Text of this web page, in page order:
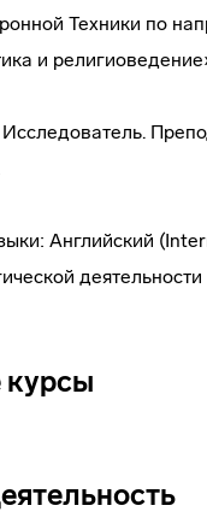
Техники по
и
Английский
деятельности